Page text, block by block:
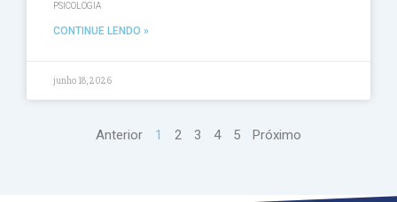
PSICOLOGIA
CONTINUE LENDO »
junho 18, 2026
Anterior 1 2 3 4 5 Próximo